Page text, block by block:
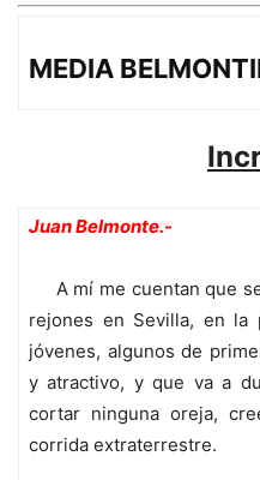
MEDIA
Juan Belmonte.-
A mí me cuentan que
rejones en Sevilla, en la
jóvenes, algunos de
y atractivo, y que va a
cortar ninguna oreja,
corrida extraterrestre.